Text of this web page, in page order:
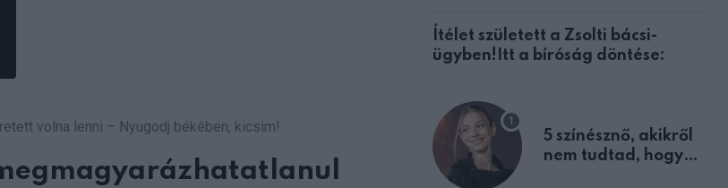
volna lenni – Nyugodj békében, kicsim!
Ítélet született a Zsolti bácsi-
ügyben!Itt a bíróság döntése:
5 színésznő, akikről
nem tudtad, hogy